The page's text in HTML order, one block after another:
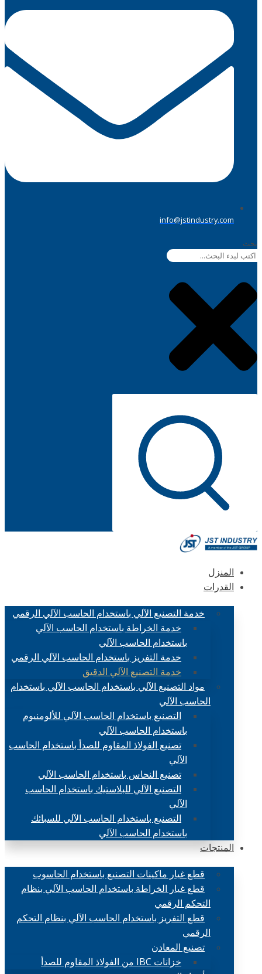
info@jstindustry.com
بحث
المنزل
القدرات
خدمة التصنيع الآلي باستخدام الحاسب الآلي الرقمي
خدمة الخراطة باستخدام الحاسب الآلي
باستخدام الحاسب الآلي
خدمة التفريز باستخدام الحاسب الآلي الرقمي
خدمة التصنيع الآلي الدقيق
مواد التصنيع الآلي باستخدام الحاسب الآلي باستخدام
الحاسب الآلي
التصنيع باستخدام الحاسب الآلي للألومنيوم
باستخدام الحاسب الآلي
تصنيع الفولاذ المقاوم للصدأ باستخدام الحاسب
الآلي
تصنيع النحاس باستخدام الحاسب الآلي
التصنيع الآلي للبلاستيك باستخدام الحاسب
الآلي
التصنيع باستخدام الحاسب الآلي للسبائك
باستخدام الحاسب الآلي
المنتجات
قطع غيار ماكينات التصنيع باستخدام الحاسوب
قطع غيار الخراطة باستخدام الحاسب الآلي بنظام
التحكم الرقمي
قطع التفريز باستخدام الحاسب الآلي بنظام التحكم
الرقمي
تصنيع المعادن
خزانات IBC من الفولاذ المقاوم للصدأ